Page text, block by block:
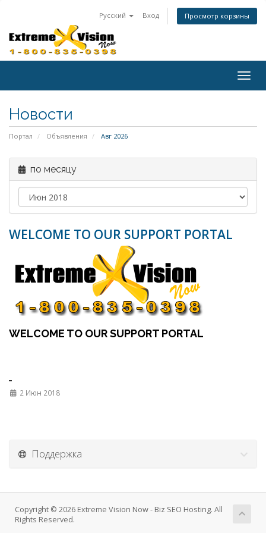
Русский Вход Просмотр корзины
Новости
Портал Объявления Авг 2026
по месяцу
WELCOME TO OUR SUPPORT PORTAL
WELCOME TO OUR SUPPORT PORTAL
2 Июн 2018
Поддержка
Copyright © 2026 Extreme Vision Now - Biz SEO Hosting. All
Rights Reserved.